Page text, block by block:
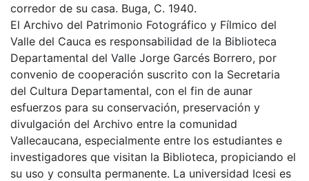
corredor de su casa. Buga, C. 1940.
El Archivo del Patrimonio Fotográfico y Fílmico del
Valle del Cauca es responsabilidad de la Biblioteca
Departamental del Valle Jorge Garcés Borrero, por
convenio de cooperación suscrito con la Secretaria
del Cultura Departamental, con el fin de aunar
esfuerzos para su conservación, preservación y
divulgación del Archivo entre la comunidad
Vallecaucana, especialmente entre los estudiantes e
investigadores que visitan la Biblioteca, propiciando el
su uso y consulta permanente. La universidad Icesi es